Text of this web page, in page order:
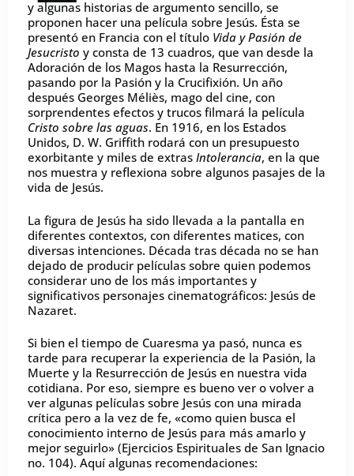
y algunas historias de argumento sencillo, se
proponen hacer una película sobre Jesús. Ésta se
presentó en Francia con el título Vida y Pasión de
Jesucristo y consta de 13 cuadros, que van desde la
Adoración de los Magos hasta la Resurrección,
pasando por la Pasión y la Crucifixión. Un año
después Georges Méliès, mago del cine, con
sorprendentes efectos y trucos filmará la película
Cristo sobre las aguas. En 1916, en los Estados
Unidos, D. W. Griffith rodará con un presupuesto
exorbitante y miles de extras Intolerancia, en la que
nos muestra y reflexiona sobre algunos pasajes de la
vida de Jesús.
La figura de Jesús ha sido llevada a la pantalla en
diferentes contextos, con diferentes matices, con
diversas intenciones. Década tras década no se han
dejado de producir películas sobre quien podemos
considerar uno de los más importantes y
significativos personajes cinematográficos: Jesús de
Nazaret.
Si bien el tiempo de Cuaresma ya pasó, nunca es
tarde para recuperar la experiencia de la Pasión, la
Muerte y la Resurrección de Jesús en nuestra vida
cotidiana. Por eso, siempre es bueno ver o volver a
ver algunas películas sobre Jesús con una mirada
crítica pero a la vez de fe, «como quien busca el
conocimiento interno de Jesús para más amarlo y
mejor seguirlo» (Ejercicios Espirituales de San Ignacio
no. 104). Aquí algunas recomendaciones: